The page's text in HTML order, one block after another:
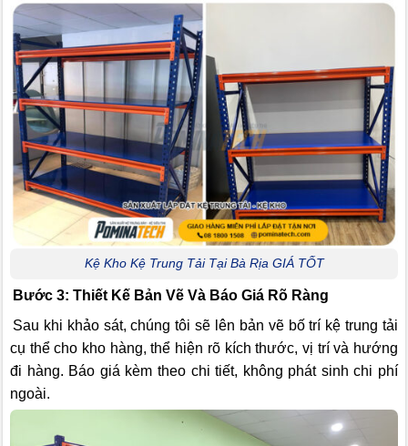
Kệ Kho Kệ Trung Tải Tại Bà Rịa GIÁ TỐT
Bước 3: Thiết Kế Bản Vẽ Và Báo Giá Rõ Ràng
Sau khi khảo sát, chúng tôi sẽ lên bản vẽ bố trí kệ trung tải
cụ thể cho kho hàng, thể hiện rõ kích thước, vị trí và hướng
đi hàng. Báo giá kèm theo chi tiết, không phát sinh chi phí
ngoài.